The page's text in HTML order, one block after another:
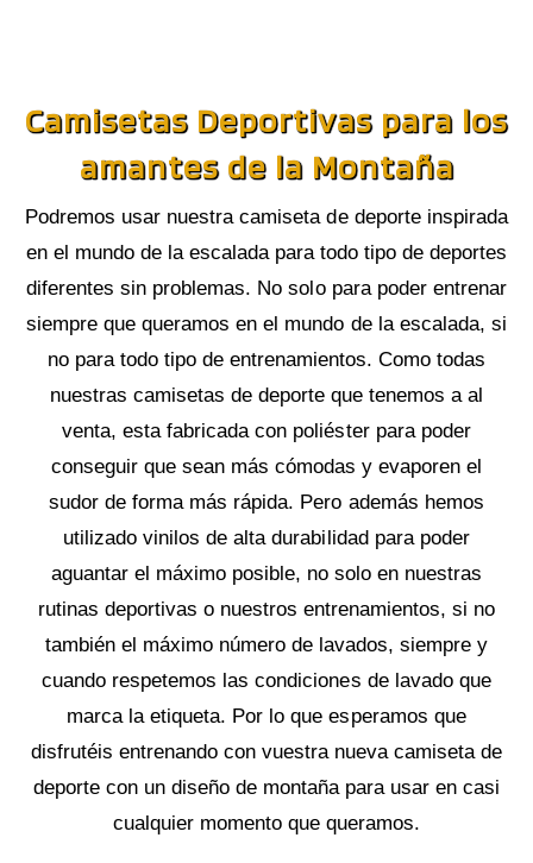
Camisetas Deportivas para los
amantes de la Montaña
Podremos usar nuestra camiseta de deporte inspirada
en el mundo de la escalada para todo tipo de deportes
diferentes sin problemas. No solo para poder entrenar
siempre que queramos en el mundo de la escalada, si
no para todo tipo de entrenamientos. Como todas
nuestras camisetas de deporte que tenemos a al
venta, esta fabricada con poliéster para poder
conseguir que sean más cómodas y evaporen el
sudor de forma más rápida. Pero además hemos
utilizado vinilos de alta durabilidad para poder
aguantar el máximo posible, no solo en nuestras
rutinas deportivas o nuestros entrenamientos, si no
también el máximo número de lavados, siempre y
cuando respetemos las condiciones de lavado que
marca la etiqueta. Por lo que esperamos que
disfrutéis entrenando con vuestra nueva camiseta de
deporte con un diseño de montaña para usar en casi
cualquier momento que queramos.